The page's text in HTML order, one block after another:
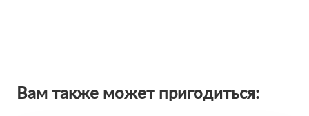
Вам также может пригодиться: